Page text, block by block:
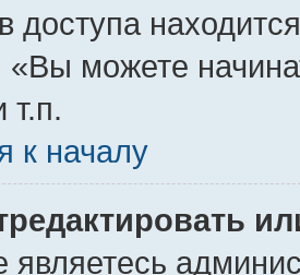
доступа
можете
т.п.
к началу
являетесь